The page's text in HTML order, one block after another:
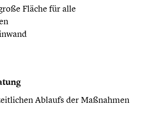
Fläche für alle
Ablaufs der Maßnahmen